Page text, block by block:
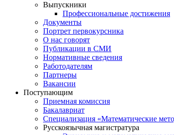
Выпускники
Профессиональные достижения
Документы
Портрет первокурсника
О нас говорят
Публикации в СМИ
Нормативные сведения
Работодателям
Партнеры
Вакансии
Поступающим
Приемная комиссия
Бакалавриат
Специализация «Математические
Русскоязычная магистратура